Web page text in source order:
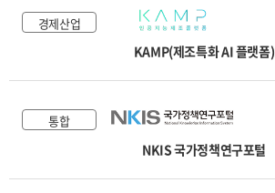
경제산업
KAMP(제조특화 AI 플랫폼)
통합
NKIS 국가정책연구포털